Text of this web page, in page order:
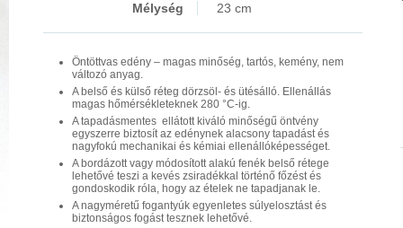
Mélység
23 cm
Öntöttvas edény – magas minőség, tartós, kemény, nem
változó anyag.
A belső és külső réteg dörzsöl- és ütésálló. Ellenállás
magas hőmérsékleteknek 280 °C-ig.
A tapadásmentes ellátott kiváló minőségű öntvény
egyszerre biztosít az edénynek alacsony tapadást és
nagyfokú mechanikai és kémiai ellenállóképességet.
A bordázott vagy módosított alakú fenék belső rétege
lehetővé teszi a kevés zsiradékkal történő főzést és
gondoskodik róla, hogy az ételek ne tapadjanak le.
A nagyméretű fogantyúk egyenletes súlyelosztást és
biztonságos fogást tesznek lehetővé.